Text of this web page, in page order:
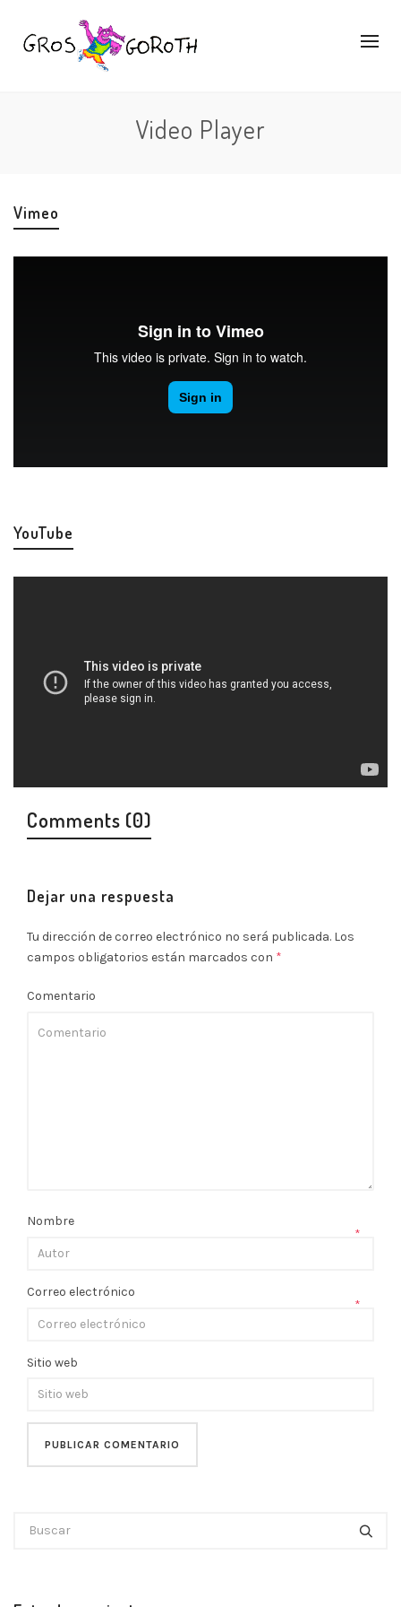
Video Player
Vimeo
YouTube
Comments (0)
Dejar una respuesta
Tu dirección de correo electrónico no será publicada. Los
campos obligatorios están marcados con *
Comentario
Nombre
*
Correo electrónico
*
Sitio web